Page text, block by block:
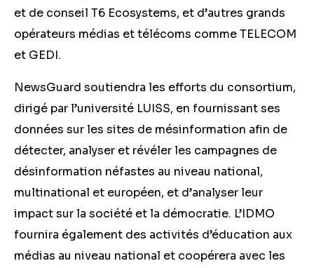
et de conseil T6 Ecosystems, et d’autres grands
opérateurs médias et télécoms comme TELECOM
et GEDI.
NewsGuard soutiendra les efforts du consortium,
dirigé par l’université LUISS, en fournissant ses
données sur les sites de mésinformation afin de
détecter, analyser et révéler les campagnes de
désinformation néfastes au niveau national,
multinational et européen, et d’analyser leur
impact sur la société et la démocratie. L’IDMO
fournira également des activités d’éducation aux
médias au niveau national et coopérera avec les